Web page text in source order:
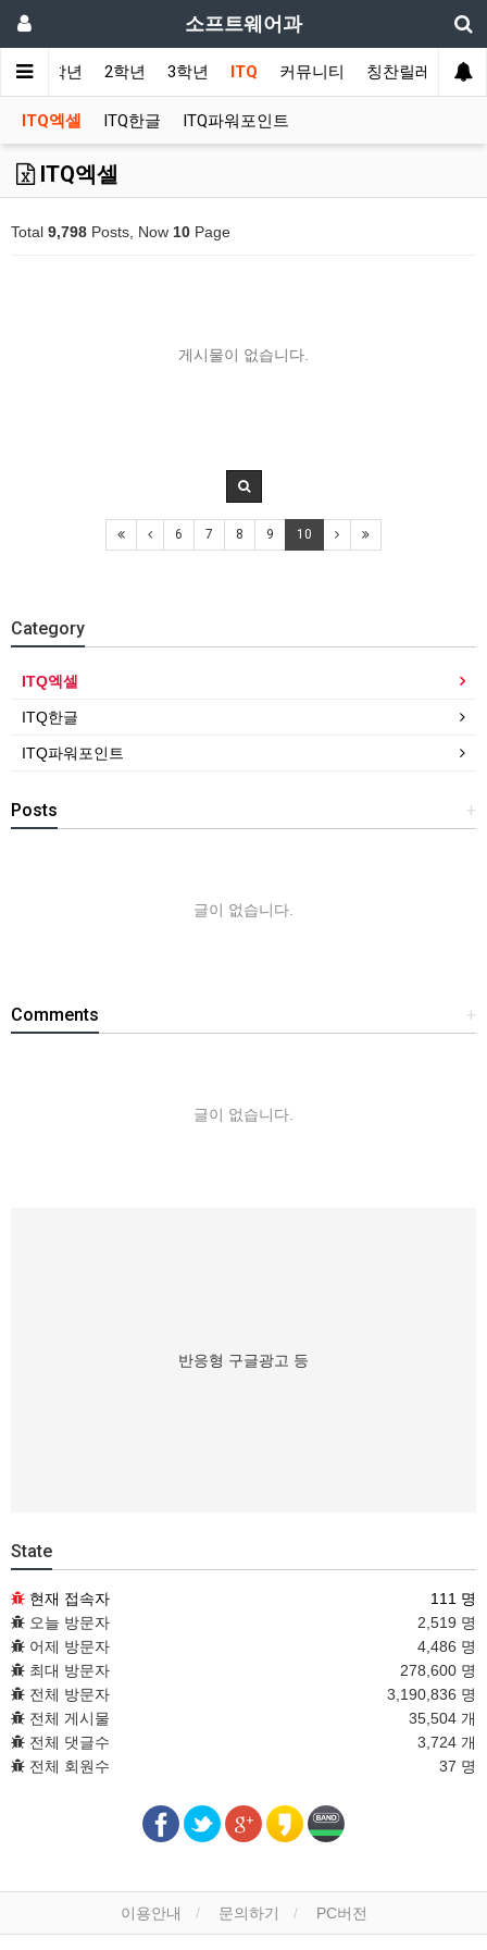
소프트웨어과
항 1학년 2학년 3학년 ITQ 커뮤니티 칭찬릴레이
ITQ엑셀 ITQ한글 ITQ파워포인트
ITQ엑셀
Total 9,798 Posts, Now 10 Page
게시물이 없습니다.
6 7 8 9 10
Category
ITQ엑셀
ITQ한글
ITQ파워포인트
+
Posts
글이 없습니다.
+
Comments
글이 없습니다.
반응형 구글광고 등
State
현재 접속자
111 명
오늘 방문자
2,519 명
어제 방문자
4,486 명
최대 방문자
278,600 명
전체 방문자
3,190,836 명
전체 게시물
35,504 개
전체 댓글수
3,724 개
전체 회원수
37 명
이용안내 문의하기 PC버전